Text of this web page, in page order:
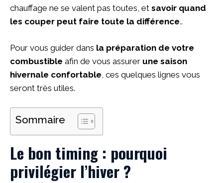
chauffage ne se valent pas toutes, et savoir quand
les couper peut faire toute la différence..
Pour vous guider dans la préparation de votre
combustible afin de vous assurer une saison
hivernale confortable , ces quelques lignes vous
seront très utiles.
Sommaire
Le bon timing : pourquoi
privilégier l’hiver ?